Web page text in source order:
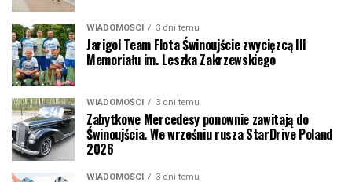
WIADOMOŚCI 3 dni temu
Jarigol Team Flota Świnoujście zwycięzcą III
Memoriału im. Leszka Zakrzewskiego
WIADOMOŚCI 3 dni temu
Zabytkowe Mercedesy ponownie zawitają do
Świnoujścia. We wrześniu rusza StarDrive Poland
2026
WIADOMOŚCI 3 dni temu